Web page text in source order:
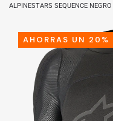
ALPINESTARS SEQUENCE NEGRO
AHORRAS UN 20%